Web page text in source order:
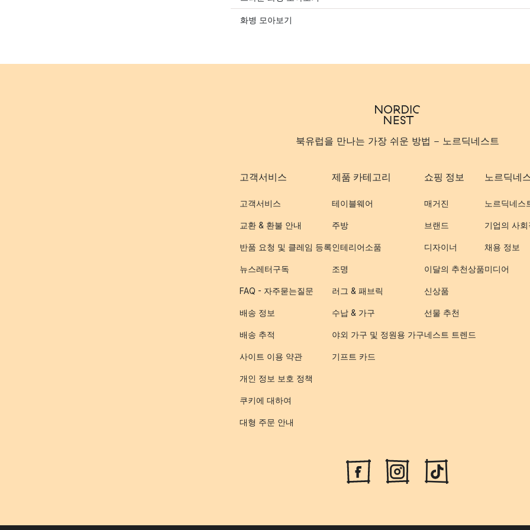
화병 모아보기
북유럽을 만나는 가장 쉬운 방법 - 노르딕네스트
고객서비스
고객서비스
교환 & 환불 안내
반품 요청 및 클레임 등록
뉴스레터구독
FAQ - 자주묻는질문
배송 정보
배송 추적
사이트 이용 약관
개인 정보 보호 정책
쿠키에 대하여
대형 주문 안내
제품 카테고리
테이블웨어
주방
인테리어소품
조명
러그 & 패브릭
수납 & 가구
야외 가구 및 정원용 가구
기프트 카드
쇼핑 정보
매거진
브랜드
디자이너
이달의 추천상품
신상품
선물 추천
네스트 트렌드
노르딕네
노르딕네스
기업의 사
채용 정보
미디어